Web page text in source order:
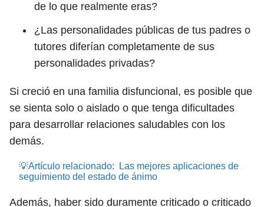
de lo que realmente eras?
¿Las personalidades públicas de tus padres o
tutores diferían completamente de sus
personalidades privadas?
Si creció en una familia disfuncional, es posible que
se sienta solo o aislado o que tenga dificultades
para desarrollar relaciones saludables con los
demás.
💡Artículo relacionado:
Las mejores aplicaciones de
seguimiento del estado de ánimo
Además, haber sido duramente criticado o criticado